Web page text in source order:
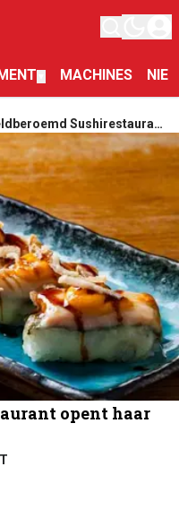
MACHINES
Sushirestaurant
Haar Deuren In
opent haar